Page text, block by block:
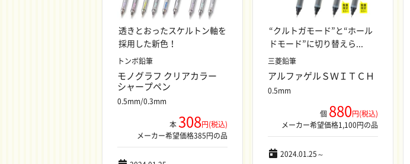
透きとおったスケルトン軸を
採用した新色！
トンボ鉛筆
モノグラフ クリアカラー
シャープペン
0.5mm/0.3mm
本308円(税込)
メーカー希望価格385円の品
“クルトガモード”と“ホール
ドモード”に切り替えら...
三菱鉛筆
アルファゲルＳＷＩＴＣＨ
0.5mm
個 880円(税込)
メーカー希望価格1,100円の品
2024.01.25～